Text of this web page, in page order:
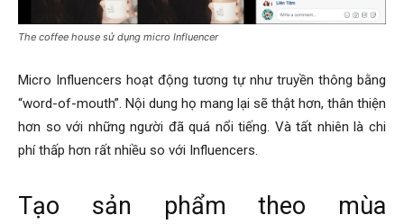
The coffee house sử dụng micro Influencer
Micro Influencers hoạt động tương tự như truyền thông bằng
“word-of-mouth”. Nội dung họ mang lại sẽ thật hơn, thân thiện
hơn so với những người đã quá nổi tiếng. Và tất nhiên là chi
phí thấp hơn rất nhiều so với Influencers.
Tạo sản phẩm theo mùa